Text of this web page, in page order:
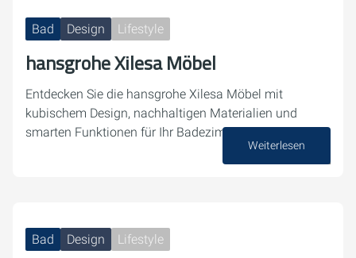
Bad Design Lifestyle
hansgrohe Xilesa Möbel
Entdecken Sie die hansgrohe Xilesa Möbel mit
kubischem Design, nachhaltigen Materialien und
smarten Funktionen für Ihr Badezimme
Weiterlesen
Bad Design Lifestyle